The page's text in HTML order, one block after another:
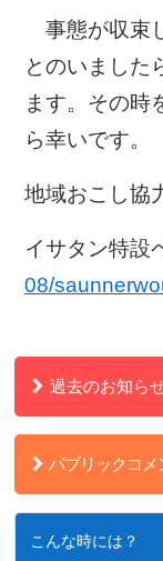
事態が収束
とのいました
ます。その時
ら幸いです。
地域おこし協
イサタン特設
08/
過去のお知ら
パブリックコメ
こんな時には？